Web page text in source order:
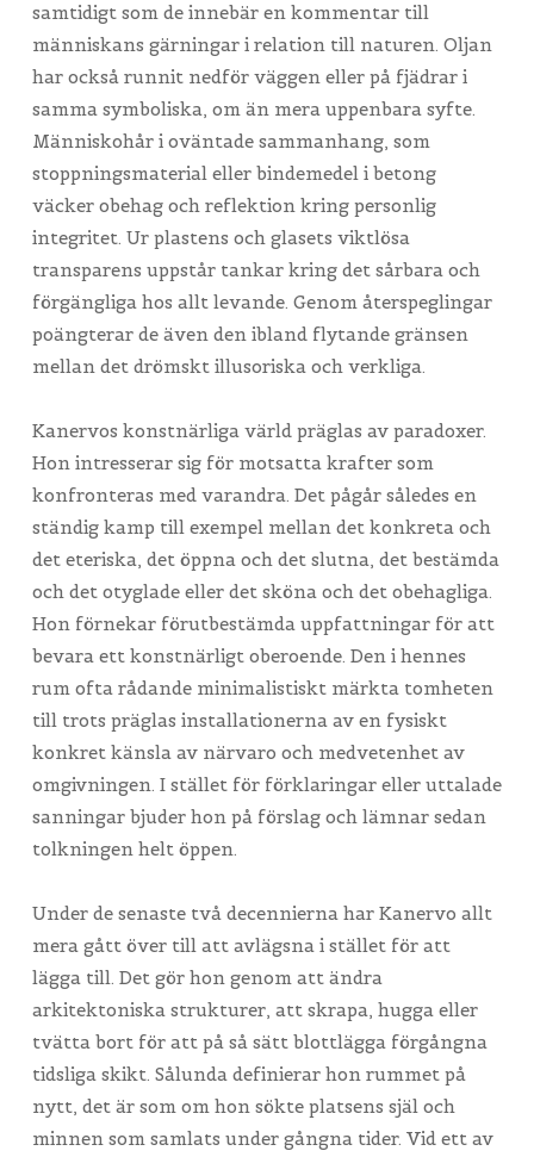
samtidigt som de innebär en kommentar till
människans gärningar i relation till naturen. Oljan
har också runnit nedför väggen eller på fjädrar i
samma symboliska, om än mera uppenbara syfte.
Människohår i oväntade sammanhang, som
stoppningsmaterial eller bindemedel i betong
väcker obehag och reflektion kring personlig
integritet. Ur plastens och glasets viktlösa
transparens uppstår tankar kring det sårbara och
förgängliga hos allt levande. Genom återspeglingar
poängterar de även den ibland flytande gränsen
mellan det drömskt illusoriska och verkliga.
Kanervos konstnärliga värld präglas av paradoxer.
Hon intresserar sig för motsatta krafter som
konfronteras med varandra. Det pågår således en
ständig kamp till exempel mellan det konkreta och
det eteriska, det öppna och det slutna, det bestämda
och det otyglade eller det sköna och det obehagliga.
Hon förnekar förutbestämda uppfattningar för att
bevara ett konstnärligt oberoende. Den i hennes
rum ofta rådande minimalistiskt märkta tomheten
till trots präglas installationerna av en fysiskt
konkret känsla av närvaro och medvetenhet av
omgivningen. I stället för förklaringar eller uttalade
sanningar bjuder hon på förslag och lämnar sedan
tolkningen helt öppen.
Under de senaste två decennierna har Kanervo allt
mera gått över till att avlägsna i stället för att
lägga till. Det gör hon genom att ändra
arkitektoniska strukturer, att skrapa, hugga eller
tvätta bort för att på så sätt blottlägga förgångna
tidsliga skikt. Sålunda definierar hon rummet på
nytt, det är som om hon sökte platsens själ och
minnen som samlats under gångna tider. Vid ett av